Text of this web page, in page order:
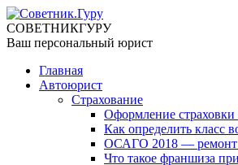
СОВЕТНИКГУРУ
Ваш персональный юрист
Главная
Автоюрист
Страхование
Оформление
Как определить класс
ОСАГО 2018 — ремонт
Что такое франшиза